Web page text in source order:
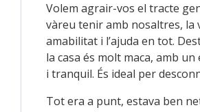
Volem agrair-vos el tracte
vàreu tenir amb nosaltres, la
amabilitat i l’ajuda en tot.
la casa és molt maca, amb
i tranquil. És ideal per
Tot era a punt, estava ben